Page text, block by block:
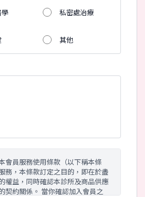
私密處治療
其他
會員服務使用條款（以下稱本條
務，本條款訂定之目的，即在於盡
權益，同時確認本診所及商品供應
契約關係。 當你確認加入會員之